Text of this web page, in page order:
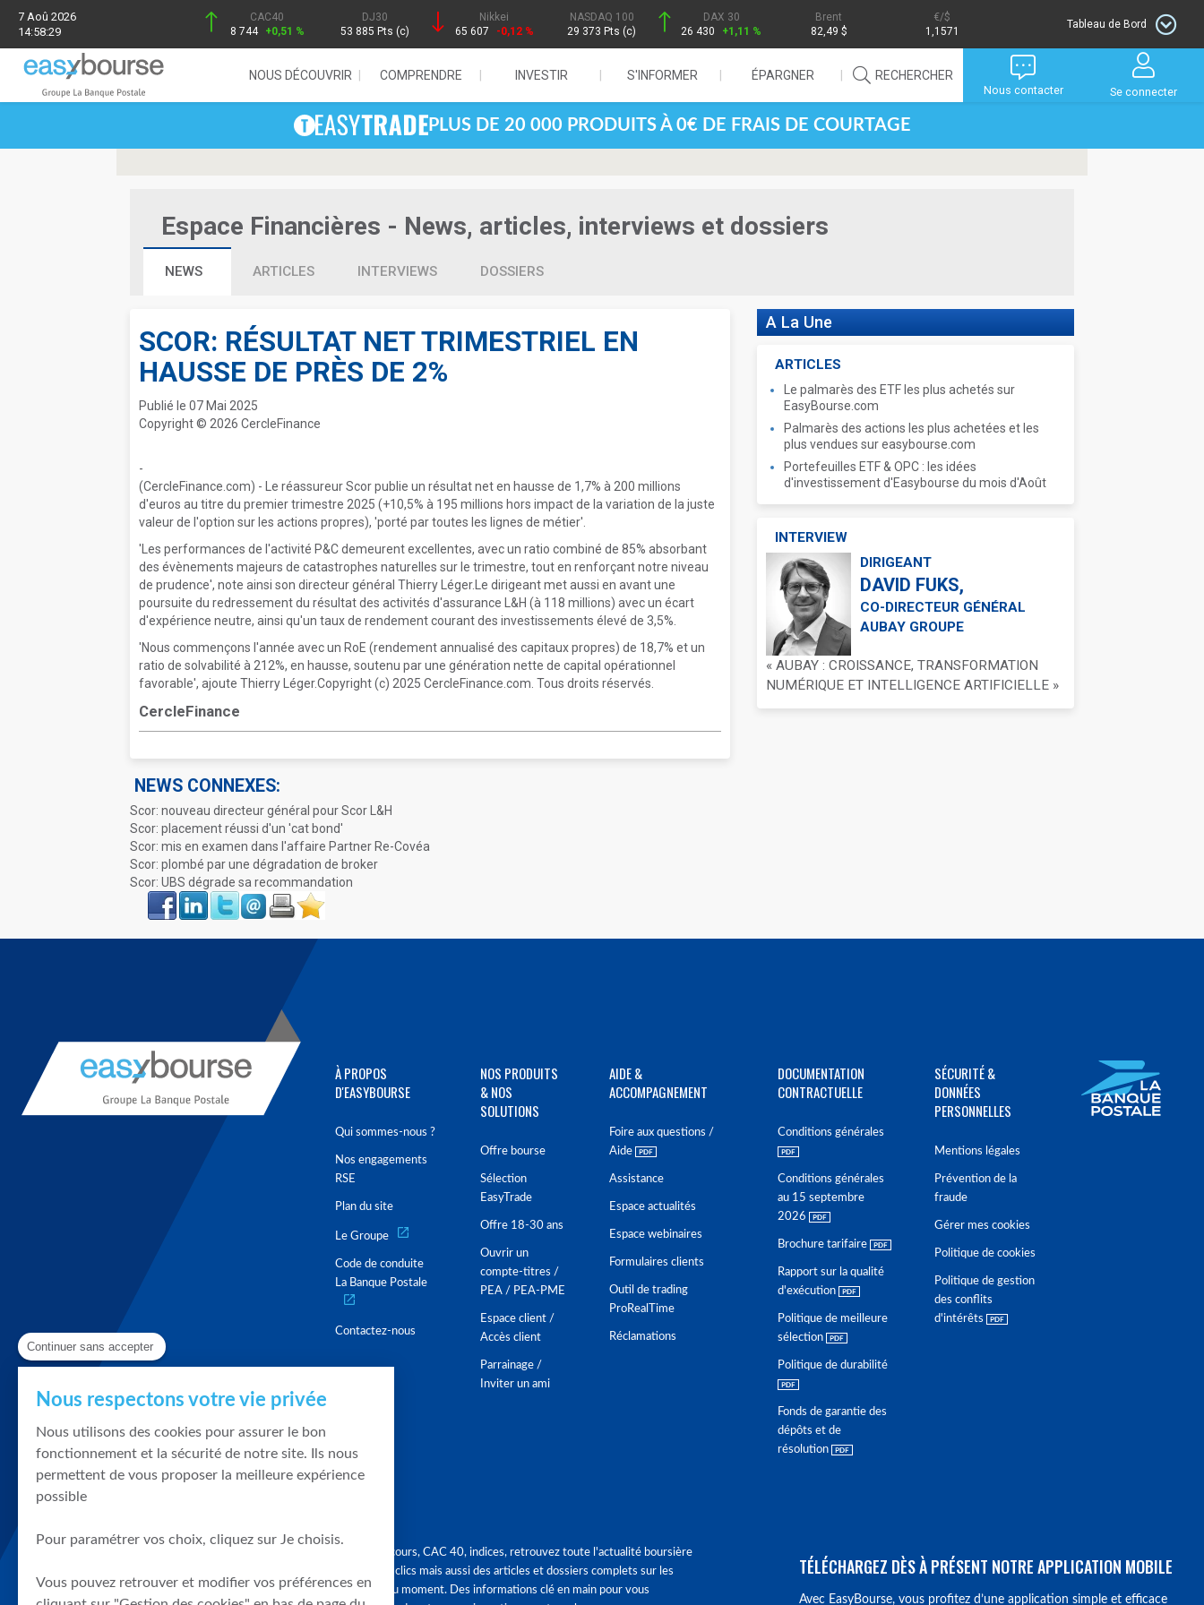
7 Aoû 2026
14:58:29
CAC40
8 744 +0,51 %
DJ30
53 885 Pts (c)
Nikkei
65 607
-0,12 %
NASDAQ 100
29 373 Pts (c)
DAX 30
26 430
+1,11 %
Brent
82,49 $
/$
1,1571
Tableau de Bord
NOUS DÉCOUVRIR COMPRENDRE INVESTIR S'INFORMER ÉPARGNER RECHERCHER
Nous contacter Se connecter
PLUS DE 20 000 PRODUITS À 0€ DE FRAIS DE COURTAGE
Espace Financières - News, articles, interviews et dossiers
NEWS ARTICLES INTERVIEWS DOSSIERS
SCOR: RÉSULTAT NET TRIMESTRIEL EN
HAUSSE DE PRÈS DE 2%
Publié le 07 Mai 2025
Copyright © 2026 CercleFinance
-
(CercleFinance.com) - Le réassureur Scor publie un résultat net en hausse de 1,7% à 200 millions
d'euros au titre du premier trimestre 2025 (+10,5% à 195 millions hors impact de la variation de la juste
valeur de l'option sur les actions propres), 'porté par toutes les lignes de métier'.
'Les performances de l'activité P&C demeurent excellentes, avec un ratio combiné de 85% absorbant
des évènements majeurs de catastrophes naturelles sur le trimestre, tout en renforçant notre niveau
de prudence', note ainsi son directeur général Thierry Léger.Le dirigeant met aussi en avant une
poursuite du redressement du résultat des activités d'assurance L&H (à 118 millions) avec un écart
d'expérience neutre, ainsi qu'un taux de rendement courant des investissements élevé de 3,5%.
'Nous commençons l'année avec un RoE (rendement annualisé des capitaux propres) de 18,7% et un
ratio de solvabilité à 212%, en hausse, soutenu par une génération nette de capital opérationnel
favorable', ajoute Thierry Léger.Copyright (c) 2025 CercleFinance.com. Tous droits réservés.
CercleFinance
NEWS CONNEXES:
Scor: nouveau directeur général pour Scor L&H
Scor: placement réussi d'un 'cat bond'
Scor: mis en examen dans l'affaire Partner Re-Covéa
Scor: plombé par une dégradation de broker
Scor: UBS dégrade sa recommandation
Face
book
LinkIn Twitter Envoyer ImprimerFavoris
A La Une
ARTICLES
Le palmarès des ETF les plus achetés sur
EasyBourse.com
Palmarès des actions les plus achetées et les
plus vendues sur easybourse.com
Portefeuilles ETF & OPC : les idées
d'investissement d'Easybourse du mois d'Août
INTERVIEW
DIRIGEANT
DAVID FUKS,
CO-DIRECTEUR GÉNÉRAL
AUBAY GROUPE
« AUBAY : CROISSANCE, TRANSFORMATION
NUMÉRIQUE ET INTELLIGENCE ARTIFICIELLE »
À PROPOS
D'EASYBOURSE
Qui sommes-nous ?
Nos engagements
RSE
Plan du site
Le Groupe
Code de conduite
La Banque Postale
Contactez-nous
NOS PRODUITS
& NOS
SOLUTIONS
Offre bourse
Sélection
EasyTrade
Offre 18-30 ans
Ouvrir un
compte-titres /
PEA / PEA-PME
Espace client /
Accès client
Parrainage /
Inviter un ami
AIDE &
ACCOMPAGNEMENT
Foire aux questions /
Aide
Assistance
Espace actualités
Espace webinaires
Formulaires clients
Outil de trading
ProRealTime
Réclamations
DOCUMENTATION
CONTRACTUELLE
Conditions générales
Conditions générales
au 15 septembre
2026
Brochure tarifaire
Rapport sur la qualité
d'exécution
Politique de meilleure
sélection
Politique de durabilité
Fonds de garantie des
dépôts et de
résolution
SÉCURITÉ &
DONNÉES
PERSONNELLES
Mentions légales
Prévention de la
fraude
Gérer mes cookies
Politique de cookies
Politique de gestion
des conflits
d'intérêts
Graphique, cours, CAC 40, indices, retrouvez toute l'actualité boursière
en quelques clics mais aussi des articles et dossiers complets sur les
tendances du moment. Des informations clé en main pour vous
TÉLÉCHARGEZ DÈS À PRÉSENT NOTRE APPLICATION MOBILE
Avec EasyBourse, vous profitez d’une application simple et efficace
Continuer sans accepter
Nous respectons votre vie privée
Nous utilisons des cookies pour assurer le bon
fonctionnement et la sécurité de notre site. Ils nous
permettent de vous proposer la meilleure expérience
possible
Pour paramétrer vos choix, cliquez sur Je choisis.
Vous pouvez retrouver et modifier vos préférences en